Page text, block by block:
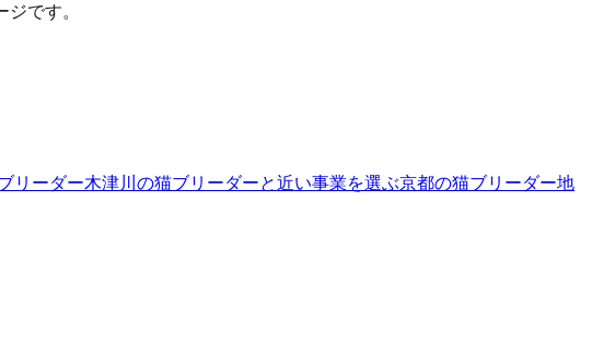
です。
リーダー木津川の猫ブリーダーと近い事業を選ぶ京都の猫ブリーダー地